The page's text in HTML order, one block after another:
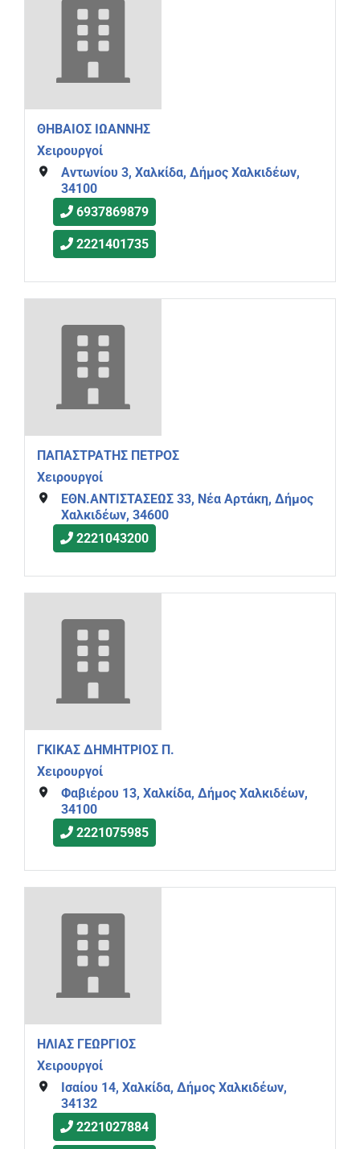
ΘΗΒΑΙΟΣ ΙΩΑΝΝΗΣ
Χειρουργοί
Αντωνίου 3, Χαλκίδα, Δήμος Χαλκιδέων,
34100
6937869879
2221401735
ΠΑΠΑΣΤΡΑΤΗΣ ΠΕΤΡΟΣ
Χειρουργοί
ΕΘΝ.ΑΝΤΙΣΤΑΣΕΩΣ 33, Νέα Αρτάκη, Δήμος
Χαλκιδέων, 34600
2221043200
ΓΚΙΚΑΣ ΔΗΜΗΤΡΙΟΣ Π.
Χειρουργοί
Φαβιέρου 13, Χαλκίδα, Δήμος Χαλκιδέων,
34100
2221075985
ΗΛΙΑΣ ΓΕΩΡΓΙΟΣ
Χειρουργοί
Ισαίου 14, Χαλκίδα, Δήμος Χαλκιδέων,
34132
2221027884